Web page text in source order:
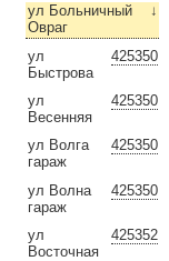
↓
ул Больничный
Овраг
425350
ул
Быстрова
425350
ул
Весенняя
425350
ул Волга
гараж
425350
ул Волна
гараж
425352
ул
Восточная